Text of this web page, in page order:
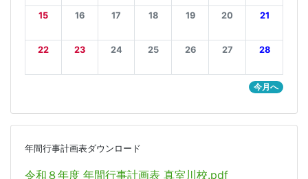
15 16 17 18 19 20 21
22 23 24 25 26 27 28
今月へ
年間行事計画表ダウンロード
令和８年度 年間行事計画表 真室川校.pdf